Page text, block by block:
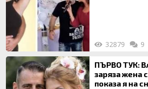
32879 9
ПЪРВО ТУК:
заряза жена
показа я на